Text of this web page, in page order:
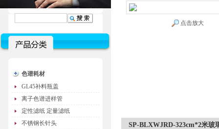
色谱耗材
GL45补料瓶盖
离子色谱进样管
定性滤纸 定量滤纸
不锈钢长针头
点击放大
SP-BLXWJRD-323cm*2米玻